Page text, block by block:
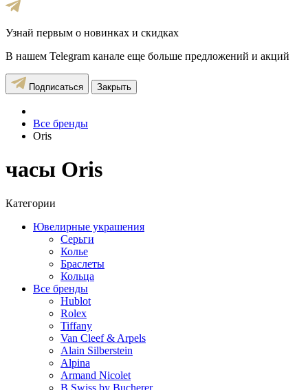
Узнай первым о новинках и скидках
В нашем Telegram канале еще больше предложений и акций
Подписаться Закрыть
Все бренды
Oris
часы Oris
Категории
Ювелирные украшения
Серьги
Колье
Браслеты
Кольца
Все бренды
Hublot
Rolex
Tiffany
Van Cleef & Arpels
Alain Silberstein
Alpina
Armand Nicolet
B Swiss by Bucherer